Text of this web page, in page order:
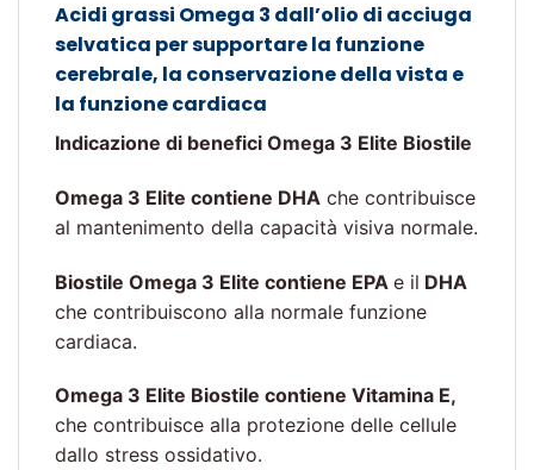
Acidi grassi Omega 3 dall’olio di acciuga
selvatica per supportare la funzione
cerebrale, la conservazione della vista e
la funzione cardiaca
Indicazione di benefici Omega 3 Elite Biostile
Omega 3 Elite contiene DHA che contribuisce
al mantenimento della capacità visiva normale.
Biostile Omega 3 Elite contiene EPA e il DHA
che contribuiscono alla normale funzione
cardiaca.
Omega 3 Elite Biostile contiene Vitamina E,
che contribuisce alla protezione delle cellule
dallo stress ossidativo.